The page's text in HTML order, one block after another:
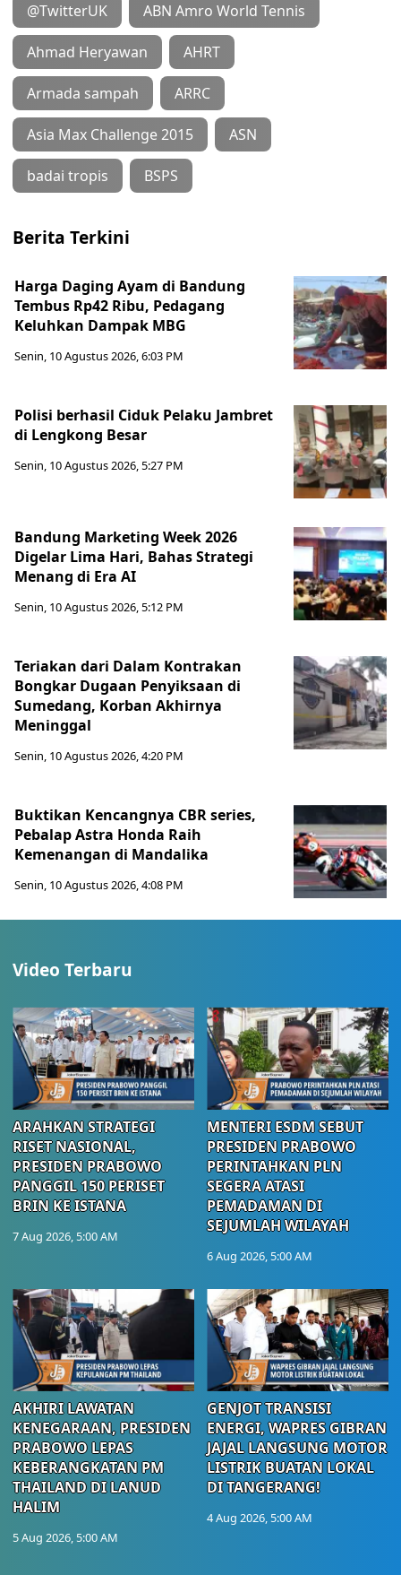
@TwitterUK ABN Amro World Tennis
Ahmad Heryawan AHRT
Armada sampah ARRC
Asia Max Challenge 2015 ASN
badai tropis BSPS
Berita Terkini
Harga Daging Ayam di Bandung
Tembus Rp42 Ribu, Pedagang
Keluhkan Dampak MBG
Senin, 10 Agustus 2026, 6:03 PM
Polisi berhasil Ciduk Pelaku Jambret
di Lengkong Besar
Senin, 10 Agustus 2026, 5:27 PM
Bandung Marketing Week 2026
Digelar Lima Hari, Bahas Strategi
Menang di Era AI
Senin, 10 Agustus 2026, 5:12 PM
Teriakan dari Dalam Kontrakan
Bongkar Dugaan Penyiksaan di
Sumedang, Korban Akhirnya
Meninggal
Senin, 10 Agustus 2026, 4:20 PM
Buktikan Kencangnya CBR series,
Pebalap Astra Honda Raih
Kemenangan di Mandalika
Senin, 10 Agustus 2026, 4:08 PM
Video Terbaru
ARAHKAN STRATEGI
RISET NASIONAL,
PRESIDEN PRABOWO
PANGGIL 150 PERISET
BRIN KE ISTANA
7 Aug 2026, 5:00 AM
MENTERI ESDM SEBUT
PRESIDEN PRABOWO
PERINTAHKAN PLN
SEGERA ATASI
PEMADAMAN DI
SEJUMLAH WILAYAH
6 Aug 2026, 5:00 AM
AKHIRI LAWATAN
KENEGARAAN, PRESIDEN
PRABOWO LEPAS
KEBERANGKATAN PM
THAILAND DI LANUD
HALIM
5 Aug 2026, 5:00 AM
GENJOT TRANSISI
ENERGI, WAPRES GIBRAN
JAJAL LANGSUNG MOTOR
LISTRIK BUATAN LOKAL
DI TANGERANG!
4 Aug 2026, 5:00 AM